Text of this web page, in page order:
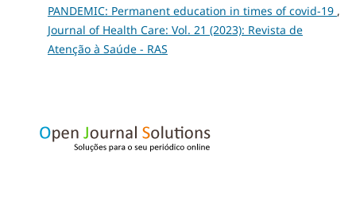
PANDEMIC: Permanent education in times of covid-19 ,
Journal of Health Care: Vol. 21 (2023): Revista de
Atenção à Saúde - RAS